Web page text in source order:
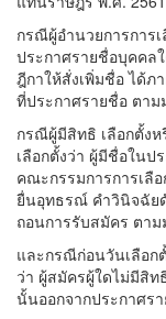
กรณีผู้อํานวยการการ
ประกาศรายชื่อบุคคล
ฎีกาให้สั่งเพิ่มชื่อ ได้
ที่ประกาศรายชื่อ ตาม
กรณีผู้มีสิทธิ เลือกตั้ง
เลือกตั้งว่า ผู้มีชื่อในป
คณะกรรมการการเลื
ยื่นอุทธรณ์ คําวินิจฉัย
ถอนการรับสมัคร ตาม
และกรณีก่อนวันเลือก
ว่า ผู้สมัครผู้ใดไม่มีสิ
นั้นออกจากประกาศร